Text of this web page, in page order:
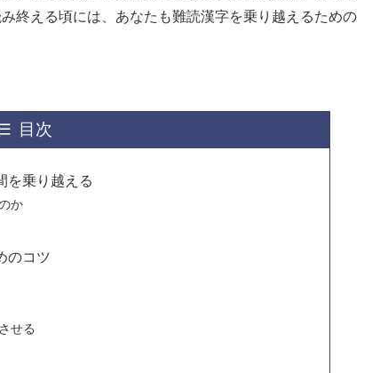
終える頃には、あなたも難読漢字を乗り越えるための
目次
を乗り越える
か
のコツ
せる